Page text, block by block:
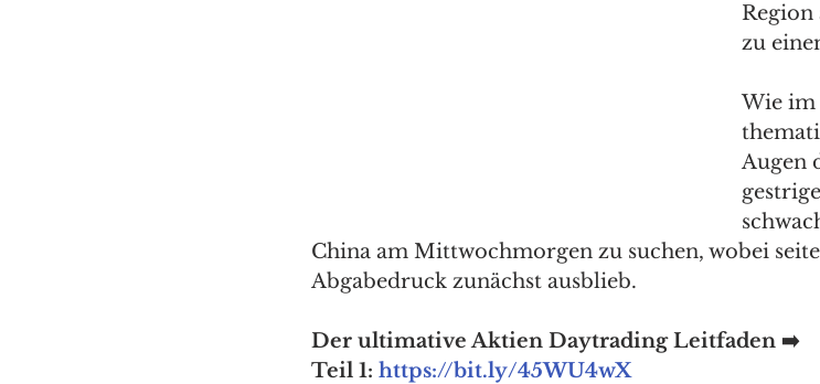
zu
Wie im
Augen
China am Mittwochmorgen zu suchen, wobei
Abgabedruck zunächst ausblieb.
Der ultimative Aktien Daytrading Leitfaden ➡️
Teil 1: https://bit.ly/45WU4wX